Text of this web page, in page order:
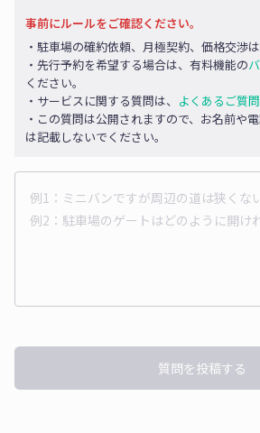
事前にルールをご確認ください。
・駐車場の確約依頼、月極契約、価格交渉
・先行予約を希望する場合は、有料機能の
ください。
・サービスに関する質問は、 よくあるご質問
・この質問は公開されますので、お名前や
は記載しないでください。
質問を投稿する